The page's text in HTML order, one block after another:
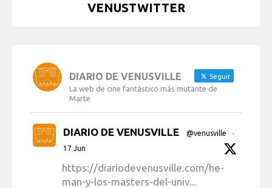
VENUSTWITTER
DIARIO DE VENUSVILLE Seguir
La web de cine fantástico más mutante de
Marte
DIARIO DE VENUSVILLE @venusville
·
17 Jun
https://diariodevenusville.com/he-
man-y-los-masters-del-univ...